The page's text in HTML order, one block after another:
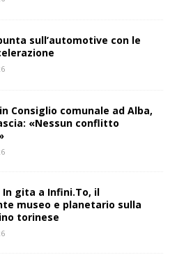
sull’automotive con le
Consiglio comunale ad Alba,
«Nessun conflitto
In gita a Infini.To, il
museo e planetario sulla
torinese